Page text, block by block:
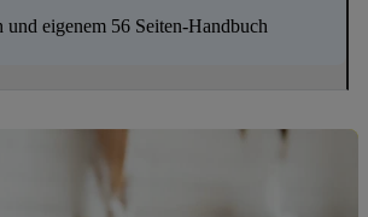
und eigenem 56 Seiten-Handbuch